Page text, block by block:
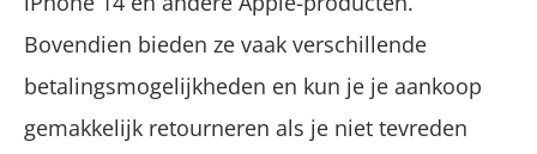
Bovendien bieden ze vaak verschillende
betalingsmogelijkheden en kun je je aankoop
gemakkelijk retourneren als je niet tevreden